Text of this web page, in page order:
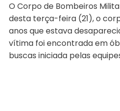
O Corpo de Bombeiros
desta terça-feira (21), o
anos que estava
vítima foi encontrada em
buscas iniciada pelas